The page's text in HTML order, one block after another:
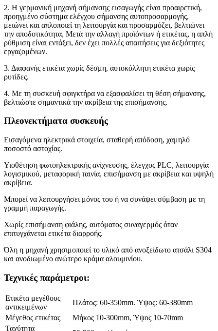
2. Η γερμανική μηχανή σήμανσης εισαγωγής είναι προαιρετική,
προηγμένο σύστημα ελέγχου σήμανσης αυτοπροσαρμογής,
μειώνει και απλοποιεί τη λειτουργία και προσαρμόζει, βελτιώνει
την αποδοτικότητα, Μετά την αλλαγή προϊόντων ή ετικέτας, η απλή
ρύθμιση είναι εντάξει, δεν έχει πολλές απαιτήσεις για δεξιότητες
εργαζομένων.
3. Διαφανής ετικέτα χωρίς δέσμη, αυτοκόλλητη ετικέτα χωρίς
ρυτίδες.
4. Με τη συσκευή σφιγκτήρα να εξασφαλίσει τη θέση σήμανσης,
βελτιώστε σημαντικά την ακρίβεια της επισήμανσης.
Πλεονεκτήματα συσκευής
Εισαγόμενα ηλεκτρικά στοιχεία, σταθερή απόδοση, χαμηλό
ποσοστό αστοχίας.
Υιοθέτηση φωτοηλεκτρικής ανίχνευσης, έλεγχος PLC, λειτουργία
λογισμικού, μεταφορική ταινία, επισήμανση με ακρίβεια και υψηλή
ακρίβεια.
Μπορεί να λειτουργήσει μόνος του ή να συνάψει σύμβαση με τη
γραμμή παραγωγής.
Χωρίς επισήμανση φιάλης, αυτόματος συναγερμός όταν
επιτυγχάνεται ετικέτα διαρροής.
Όλη η μηχανή χρησιμοποιεί το υλικό από ανοξείδωτο ατσάλι S304
και ανοδιωμένο ανώτερο κράμα αλουμινίου.
Τεχνικές παράμετροι:
Ετικέτα μεγέθους
αντικειμένων
Πλάτος: 60-350mm. Ύψος: 60-380mm
Μέγεθος ετικέτας
Μήκος 10-300mm, Ύψος 10-70mm
Ταχύτητα